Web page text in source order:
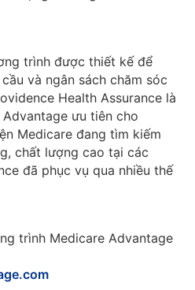
trình được thiết kế để
và ngân sách chăm sóc
Health Assurance là
ưu tiên cho
Medicare đang tìm kiếm
chất lượng cao tại các
đã phục vụ qua nhiều thế
trình Medicare Advantage